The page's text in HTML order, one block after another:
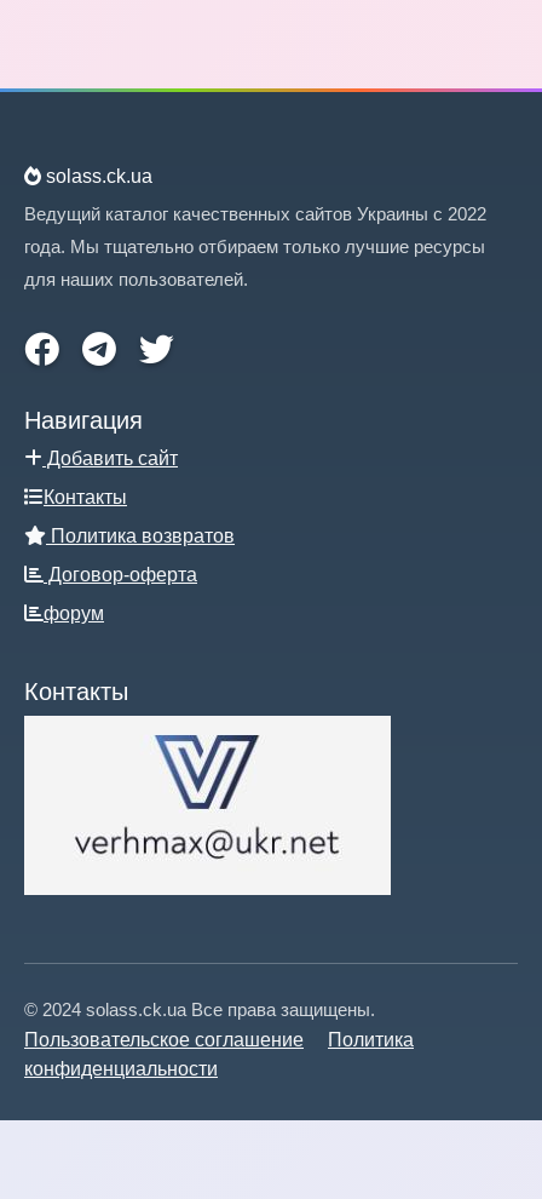
solass.ck.ua
Ведущий каталог качественных сайтов Украины с 2022
года. Мы тщательно отбираем только лучшие ресурсы
для наших пользователей.
Навигация
Добавить сайт
Контакты
Политика возвратов
Договор-оферта
форум
Контакты
© 2024 solass.ck.ua Все права защищены.
Пользовательское соглашение
Политика
конфиденциальности